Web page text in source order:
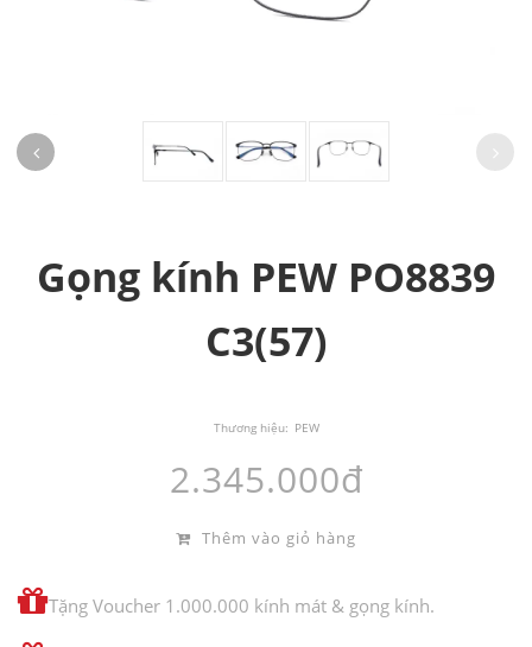
Gọng kính PEW PO8839
C3(57)
Thương hiệu: PEW
2.345.000đ
Thêm vào giỏ hàng
Tặng Voucher 1.000.000 kính mát & gọng kính.